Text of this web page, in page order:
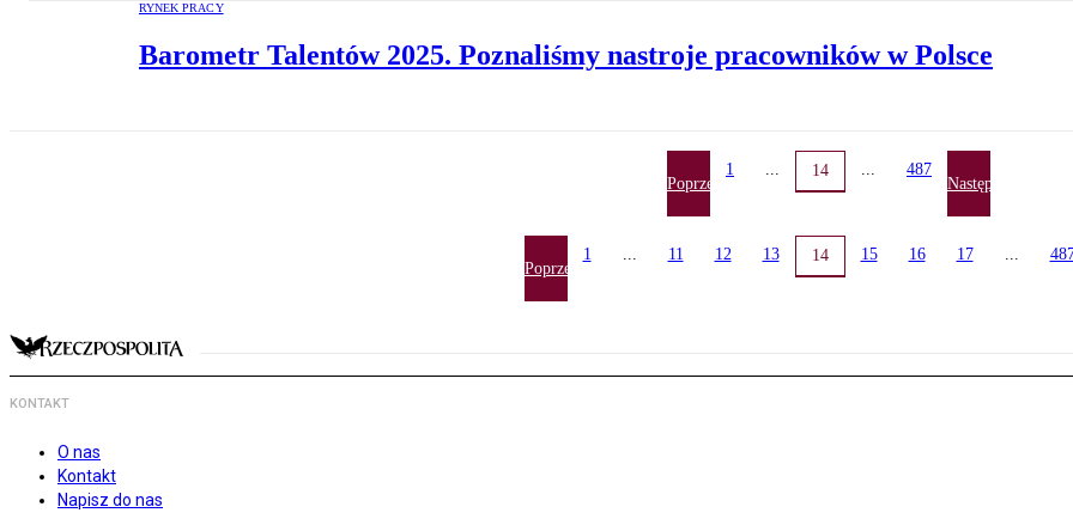
RYNEK PRACY
Barometr Talentów 2025. Poznaliśmy nastroje pracowników w Polsce
Poprzednia
1 ... 14 ... 487
Następna
Poprzednia
1 ... 11 12 13 14 15 16 17 ...
KONTAKT
O nas
Kontakt
Napisz do nas